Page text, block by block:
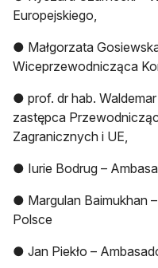
Europejskiego,
● Małgorzata
Wiceprzewodnicząca
● prof. dr hab.
zastępca
Zagranicznych i UE,
● Iurie Bodrug –
● Margulan Baimukhan
Polsce
● Jan Piekło –